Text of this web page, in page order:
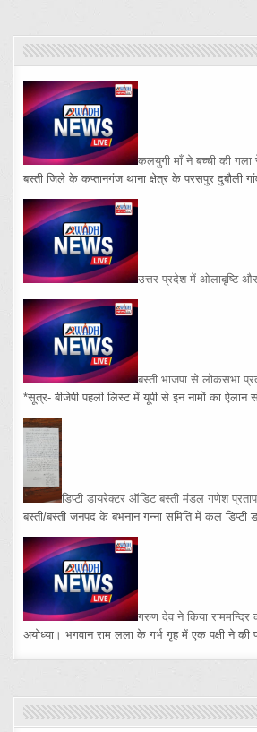
कलयुगी माँ ने बच्ची की गला
बस्ती जिले के कप्तानगंज थाना क्षेत्र के परसपुर दुबौली
उत्तर प्रदेश में ओलाबृष्टि
बस्ती भाजपा से लोकसभा
*सूत्र- बीजेपी पहली लिस्ट में यूपी से इन नामों का ऐलान
डिप्टी डायरेक्टर ऑडिट बस्ती मंडल गणेश
बस्ती/बस्ती जनपद के बभनान गन्ना समिति में कल डिप्टी
गरुण देव ने किया राममन्दिर
अयोध्या। भगवान राम लला के गर्भ गृह में एक पक्षी ने की